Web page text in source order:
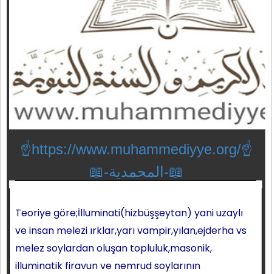
☝https://www.muhammediyye.org/☝
📖-المحمدية-📖
Teoriye göre;İlluminati(hizbüşşeytan) yani uzaylı
ve insan melezi ırklar,yarı vampir,yılan,ejderha vs
melez soylardan oluşan topluluk,masonik,
illuminatik firavun ve nemrud soylarının